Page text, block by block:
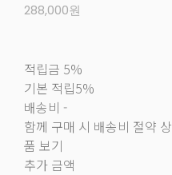
288,000원
적립금 5%
기본 적립5%
배송비 -
함께 구매 시 배송비 절약 상
품 보기
추가 금액